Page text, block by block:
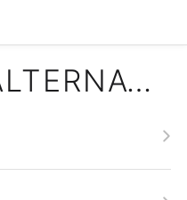
JAQUETTE ALTERNATIVE